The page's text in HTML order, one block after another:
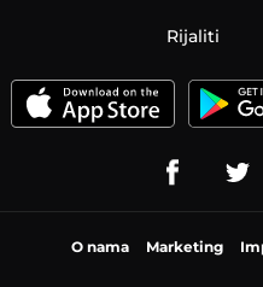
Rijaliti
O nama Marketing